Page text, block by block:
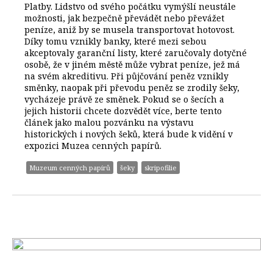
Platby. Lidstvo od svého počátku vymýšlí neustále
možnosti, jak bezpečně převádět nebo převážet
peníze, aniž by se musela transportovat hotovost.
Díky tomu vznikly banky, které mezi sebou
akceptovaly garanční listy, které zaručovaly dotyčné
osobě, že v jiném městě může vybrat peníze, jež má
na svém akreditivu. Při půjčování peněz vznikly
směnky, naopak při převodu peněz se zrodily šeky,
vycházeje právě ze směnek. Pokud se o šecích a
jejich historii chcete dozvědět více, berte tento
článek jako malou pozvánku na výstavu
historických i nových šeků, která bude k vidění v
expozici Muzea cenných papírů.
Muzeum cenných papírů šeky skripofilie